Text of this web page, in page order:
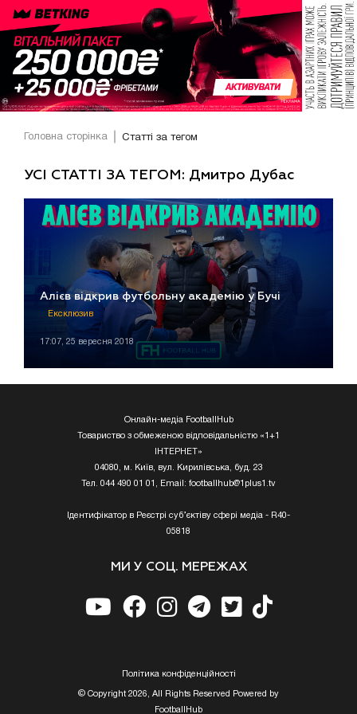
Головна сторінка Статті за тегом
УСІ СТАТТІ ЗА ТЕГОМ: Дмитро Дубас
Алієв відкрив футбольну академію у Бучі
Ексклюзив
17:07, 25 вересня 2018
Онлайн-медіа FootballHub
Товариство з обмеженою відповідальністю «1+1
ІНТЕРНЕТ»
04080, м. Київ, вул. Кирилівська, буд. 23
Тел. 044 490 01 01, Email: footballhub@1plus1.tv
Ідентифікатор в Реєстрі суб’єктіву сфері медіа - R40-
05818
МИ У СОЦ. МЕРЕЖАХ
Полiтика конфiденцiйностi
© Copyright 2026, All Rights Reserved Powered by
FootballHub